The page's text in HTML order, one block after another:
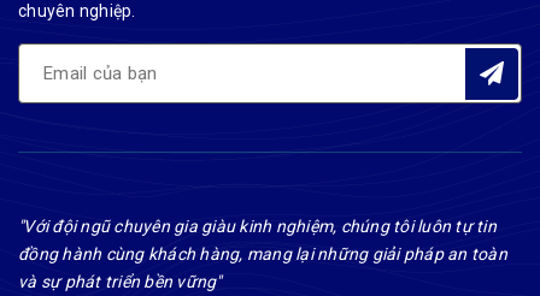
chuyên nghiệp.
"Với đội ngũ chuyên gia giàu kinh nghiệm, chúng tôi luôn tự tin
đồng hành cùng khách hàng, mang lại những giải pháp an toàn
và sự phát triển bền vững"